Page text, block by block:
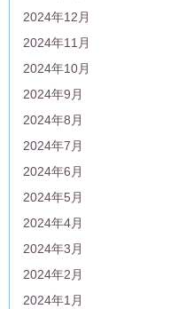
2024年12月
2024年11月
2024年10月
2024年9月
2024年8月
2024年7月
2024年6月
2024年5月
2024年4月
2024年3月
2024年2月
2024年1月